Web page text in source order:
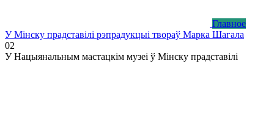
Главное
У Мінску прадставілі рэпрадукцыі твораў Марка Шагала
02
У Нацыянальным мастацкім музеі ў Мінску прадставілі